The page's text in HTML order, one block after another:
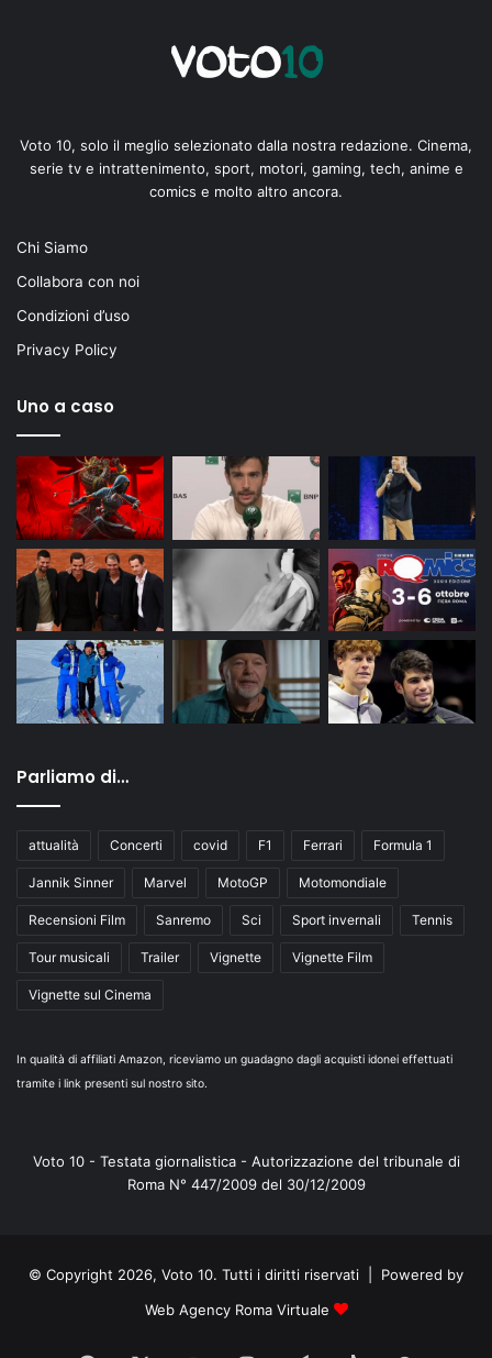
Voto 10, solo il meglio selezionato dalla nostra redazione. Cinema,
serie tv e intrattenimento, sport, motori, gaming, tech, anime e
comics e molto altro ancora.
Chi Siamo
Collabora con noi
Condizioni d’uso
Privacy Policy
Uno a caso
Parliamo di…
attualità Concerti covid F1 Ferrari Formula 1
Jannik Sinner Marvel MotoGP Motomondiale
Recensioni Film Sanremo Sci Sport invernali Tennis
Tour musicali Trailer Vignette Vignette Film
Vignette sul Cinema
In qualità di affiliati Amazon, riceviamo un guadagno dagli acquisti idonei effettuati
tramite i link presenti sul nostro sito.
Voto 10 - Testata giornalistica - Autorizzazione del tribunale di
Roma N° 447/2009 del 30/12/2009
© Copyright 2026, Voto 10. Tutti i diritti riservati | Powered by
Web Agency Roma Virtuale